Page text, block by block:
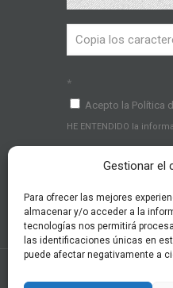
Gestionar el
Para ofrecer las mejores
almacenar y/o acceder a la
tecnologías nos permitirá
las identificaciones únicas en
puede afectar negativamente a
*
Acepto la Política
HE ENTENDIDO la